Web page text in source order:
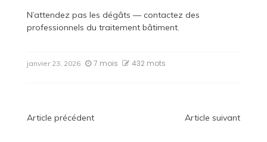
N’attendez pas les dégâts — contactez des
professionnels du traitement bâtiment.
janvier 23, 2026 7 mois 432 mots
Navigation
Article précédent Article suivant